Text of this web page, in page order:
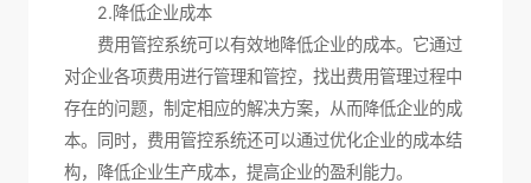
2.降低企业成本
费用管控系统可以有效地降低企业的成本。它通过
对企业各项费用进行管理和管控，找出费用管理过程中
存在的问题，制定相应的解决方案，从而降低企业的成
本。同时，费用管控系统还可以通过优化企业的成本结
构，降低企业生产成本，提高企业的盈利能力。